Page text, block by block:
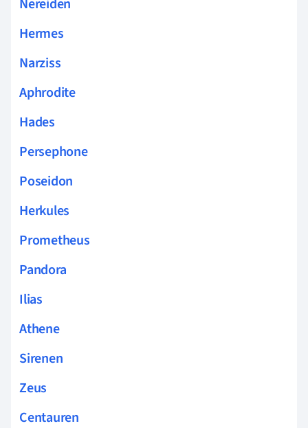
Hermes
Narziss
Aphrodite
Hades
Persephone
Poseidon
Herkules
Prometheus
Pandora
Ilias
Athene
Sirenen
Zeus
Centauren